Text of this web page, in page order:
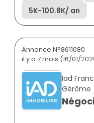
5K-100.8K/ an
Annonce N°8611080
il y a 7 mois (16/01/
Iad
Gérôme